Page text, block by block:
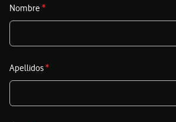
Nombre *
Apellidos*